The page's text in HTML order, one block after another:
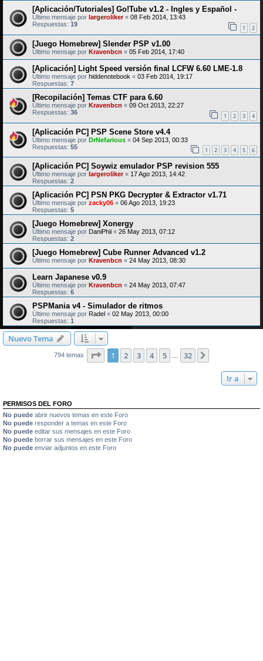
[Aplicación/Tutoriales] Go!Tube v1.2 - Ingles y Español -
Último mensaje por largeroliker« 08 Feb 2014, 13:43
Respuestas: 19 1 2
[Juego Homebrew] Slender PSP v1.00
Último mensaje por Kravenbcn « 05 Feb 2014, 17:40
[Aplicación] Light Speed versión final LCFW 6.60 LME-1.8
Último mensaje por hiddenotebook « 03 Feb 2014, 19:17
Respuestas: 7
[Recopilación] Temas CTF para 6.60
Último mensaje por Kravenbcn « 09 Oct 2013, 22:27
Respuestas: 36 1 2 3 4
[Aplicación PC] PSP Scene Store v4.4
Último mensaje por DrNefarious « 04 Sep 2013, 00:33
Respuestas: 55 1 2 3 4 5 6
[Aplicación PC] Soywiz emulador PSP revision 555
Último mensaje por largeroliker« 17 Ago 2013, 14:42
Respuestas: 2
[Aplicación PC] PSN PKG Decrypter & Extractor v1.71
Último mensaje por zacky06 « 06 Ago 2013, 19:23
Respuestas: 5
[Juego Homebrew] Xonergy
Último mensaje por DaniPhii « 26 May 2013, 07:12
Respuestas: 2
[Juego Homebrew] Cube Runner Advanced v1.2
Último mensaje por Kravenbcn « 24 May 2013, 08:30
Learn Japanese v0.9
Último mensaje por Kravenbcn « 24 May 2013, 07:47
Respuestas: 6
PSPMania v4 - Simulador de ritmos
Último mensaje por Radel « 02 May 2013, 00:00
Respuestas: 1
Nuevo Tema
794 temas Página de 32
1 2 3 4 5 32
Ir a
PERMISOS DEL FORO
No puede abrir nuevos temas en este Foro
No puede responder a temas en este Foro
No puede editar sus mensajes en este Foro
No puede borrar sus mensajes en este Foro
No puede enviar adjuntos en este Foro